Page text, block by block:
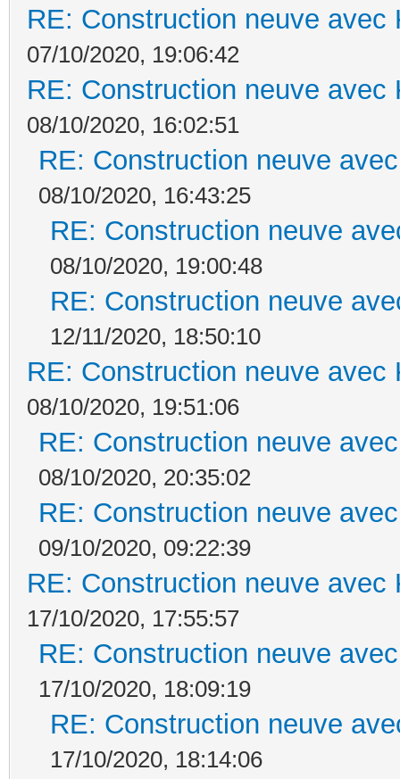
RE: Construction neuve avec
07/10/2020, 19:06:42
RE: Construction neuve avec
08/10/2020, 16:02:51
RE: Construction neuve
08/10/2020, 16:43:25
RE: Construction neuve
08/10/2020, 19:00:48
RE: Construction neuve
12/11/2020, 18:50:10
RE: Construction neuve avec
08/10/2020, 19:51:06
RE: Construction neuve
08/10/2020, 20:35:02
RE: Construction neuve
09/10/2020, 09:22:39
RE: Construction neuve avec
17/10/2020, 17:55:57
RE: Construction neuve
17/10/2020, 18:09:19
RE: Construction neuve
17/10/2020, 18:14:06